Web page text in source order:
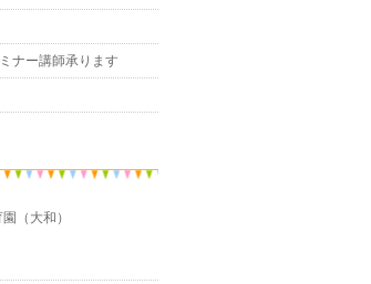
ナー講師承ります
（大和）